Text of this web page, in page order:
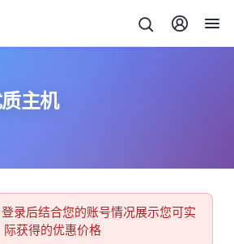
主机
登录后结合您的账号情况展示您可实
际获得的优惠价格